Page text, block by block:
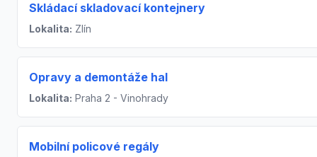
Skládací skladovací kontejnery
Lokalita: Zlín
Opravy a demontáže hal
Lokalita: Praha 2 - Vinohrady
Mobilní policové regály